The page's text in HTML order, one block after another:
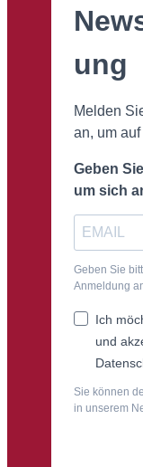
ung
Melden
an, um
Geben
um sich
Geben Sie
Anmeldung
Ich
und
Sie können
in unserem